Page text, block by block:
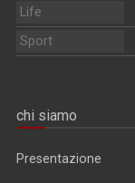
Life
Sport
chi siamo
Presentazione